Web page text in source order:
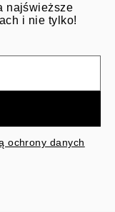
najświeższe
i nie tylko!
ochrony danych